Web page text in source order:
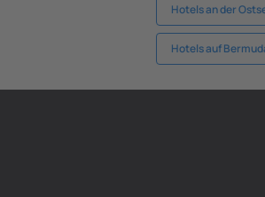
Hotels an der
Hotels auf